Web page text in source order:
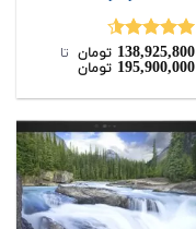
نمره4.50
از 5
138,925,800 تومان‌ تا ‌
195,900,000 تومان